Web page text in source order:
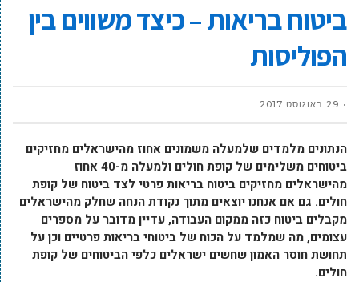
ביטוח בריאות – כיצד משווים בין
הפוליסות
29 באוגוסט 2017
הנתונים מלמדים שלמעלה משמונים אחוז מהישראלים מחזיקים
ביטוחים משלימים של קופת חולים ולמעלה מ-40 אחוז
מהישראלים מחזיקים ביטוח בריאות פרטי לצד ביטוח של קופת
חולים. גם אם אנחנו יוצאים מתוך נקודת הנחה שחלק מהישראלים
מקבלים ביטוח כזה ממקום העבודה, עדיין מדובר על מספרים
עצומים, מה שמלמד על הכוח של ביטוחי בריאות פרטיים וכן על
תחושת חוסר האמון שחשים ישראלים כלפי הביטוחים של קופת
חולים.